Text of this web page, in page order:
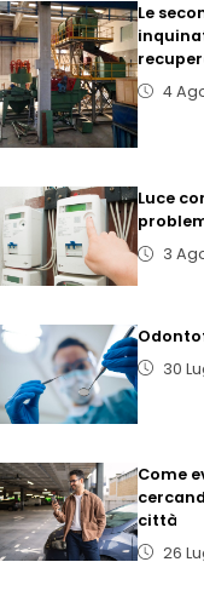
Le
4
Luce
3
30
Come
città
26